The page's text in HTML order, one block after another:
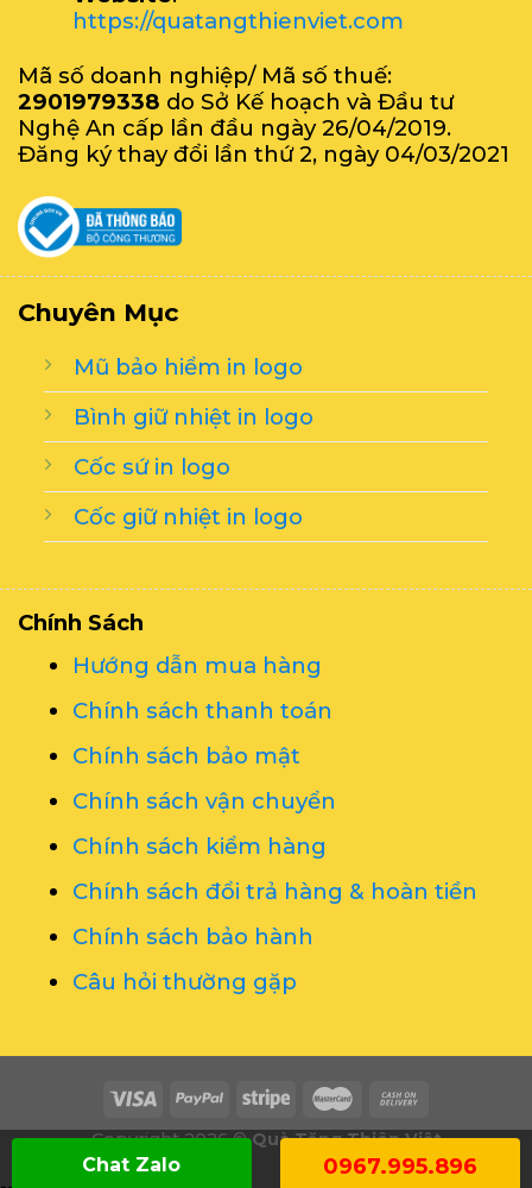
https://quatangthienviet.com
Mã số doanh nghiệp/ Mã số thuế:
2901979338 do Sở Kế hoạch và Đầu tư
Nghệ An cấp lần đầu ngày 26/04/2019.
Đăng ký thay đổi lần thứ 2, ngày 04/03/2021
Chuyên Mục
Mũ bảo hiểm in logo
Bình giữ nhiệt in logo
Cốc sứ in logo
Cốc giữ nhiệt in logo
Chính Sách
Hướng dẫn mua hàng
Chính sách thanh toán
Chính sách bảo mật
Chính sách vận chuyển
Chính sách kiểm hàng
Chính sách đổi trả hàng & hoàn tiền
Chính sách bảo hành
Câu hỏi thường gặp
Copyright 2026 ©Quà Tặng Thiên Việt
Chat Zalo 0967.995.896